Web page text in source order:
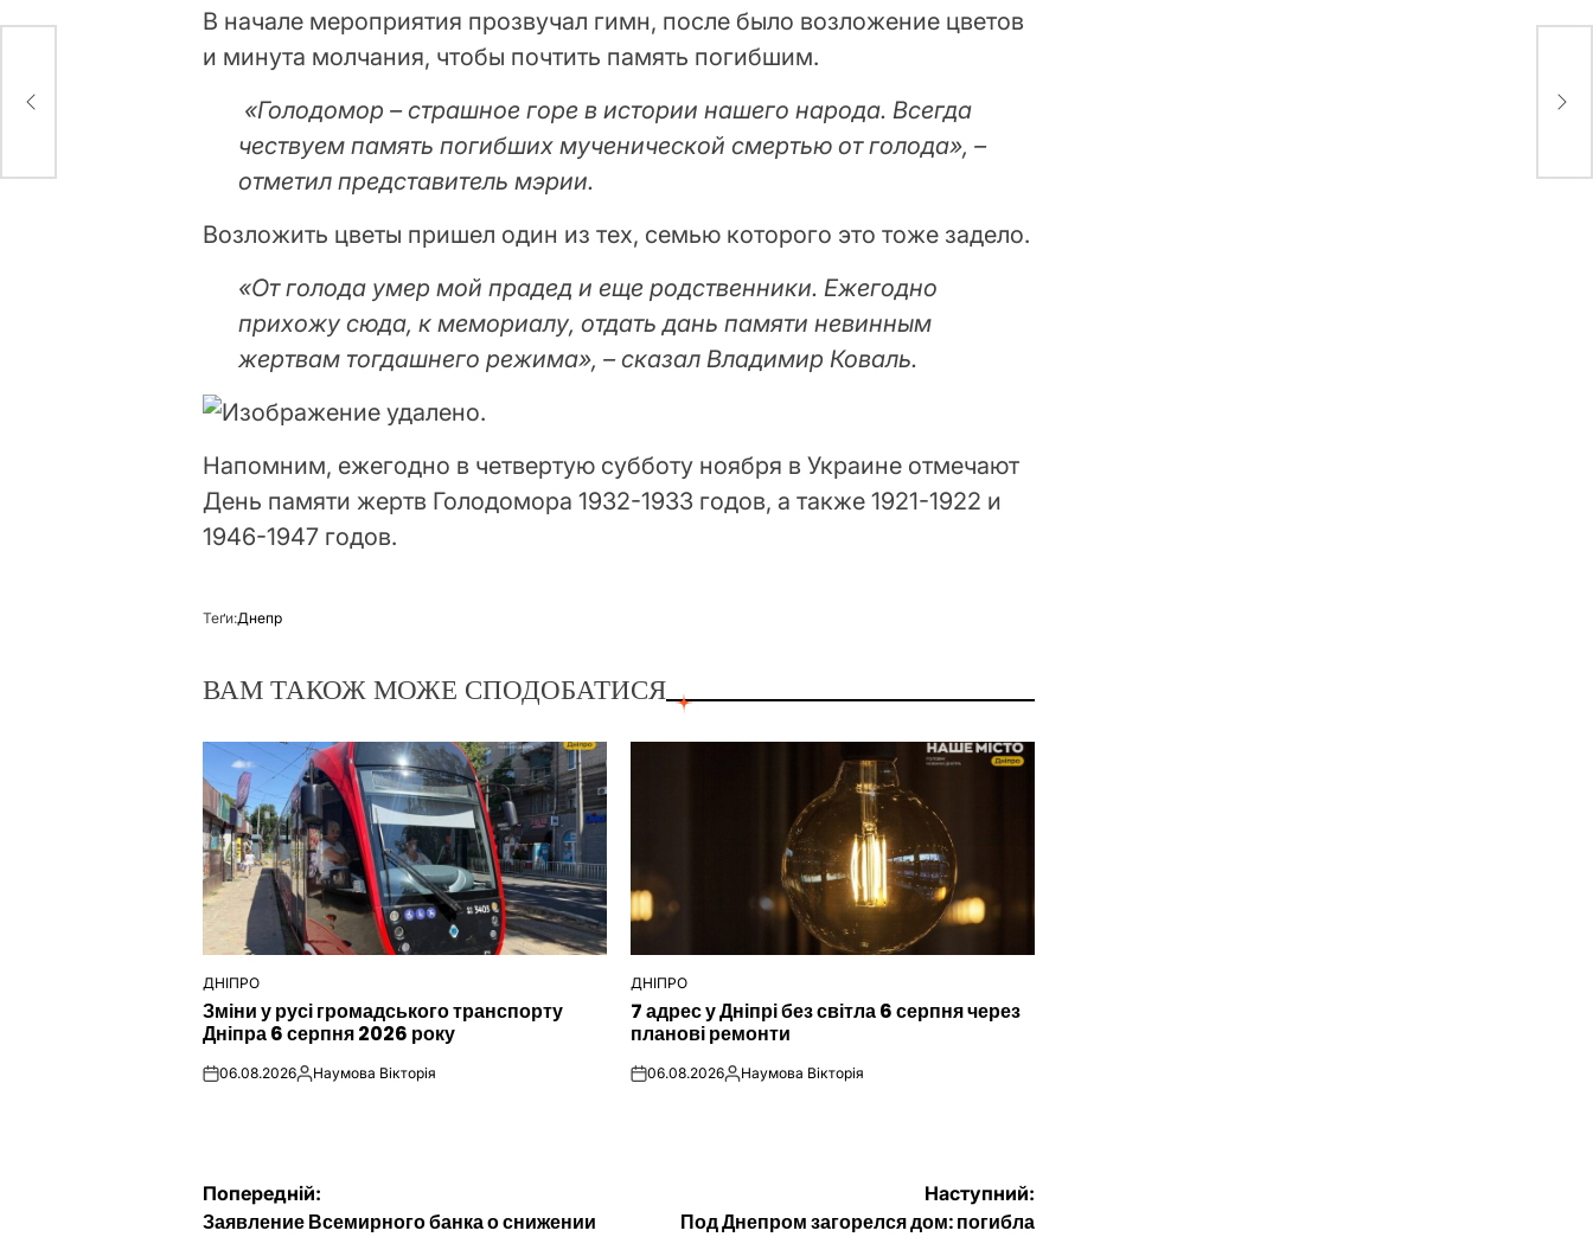
В начале мероприятия прозвучал гимн, после было возложение цветов
и минута молчания, чтобы почтить память погибшим.
«Голодомор – страшное горе в истории нашего народа. Всегда
чествуем память погибших мученической смертью от голода», –
отметил представитель мэрии.
Возложить цветы пришел один из тех, семью которого это тоже задело.
«От голода умер мой прадед и еще родственники. Ежегодно
прихожу сюда, к мемориалу, отдать дань памяти невинным
жертвам тогдашнего режима», – сказал Владимир Коваль.
Напомним, ежегодно в четвертую субботу ноября в Украине отмечают
День памяти жертв Голодомора 1932-1933 годов, а также 1921-1922 и
1946-1947 годов.
Теґи:Днепр
ВАМ ТАКОЖ МОЖЕ СПОДОБАТИСЯ
ОПУБЛІКУВАТИ
У
ДНІПРО
Зміни у русі громадського транспорту
Дніпра 6 серпня 2026 року
on06.08.2026Опубліковано
Наумова Вікторія
ОПУБЛІКУВАТИ
У
ДНІПРО
7 адрес у Дніпрі без світла 6 серпня через
планові ремонти
on06.08.2026Опубліковано
Наумова Вікторія
Навігація
Попередній:
Заявление Всемирного банка о снижении
Наступний:
Под Днепром загорелся дом: погибла